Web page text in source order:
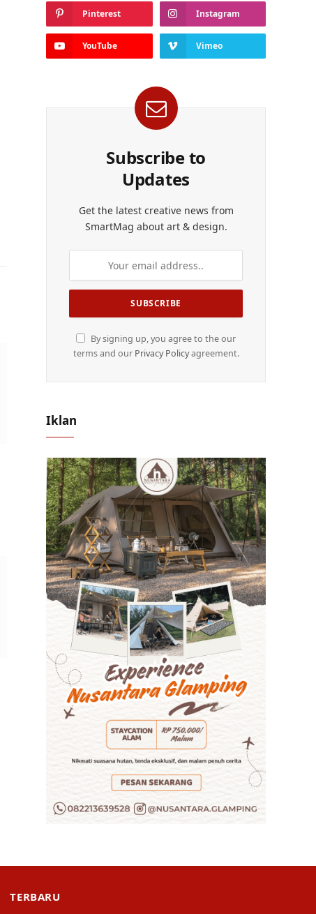
Pinterest Instagram
YouTube Vimeo
Subscribe to
Updates
Get the latest creative news from
SmartMag about art & design.
By signing up, you agree to the our
terms and our Privacy Policyagreement.
Iklan
TERBARU